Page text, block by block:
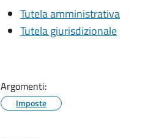
Tutela amministrativa
Tutela giurisdizionale
Argomenti:
Imposte